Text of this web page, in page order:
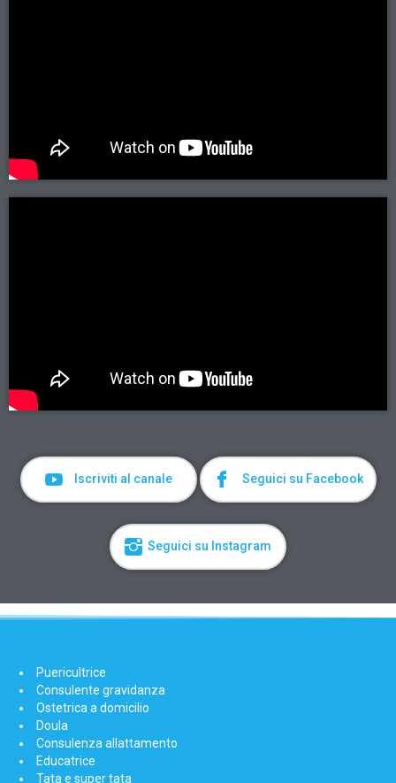
Iscriviti al canale Seguici su Facebook
Seguici su Instagram
Puericultrice
Consulente gravidanza
Ostetrica a domicilio
Doula
Consulenza allattamento
Educatrice
Tata e super tata